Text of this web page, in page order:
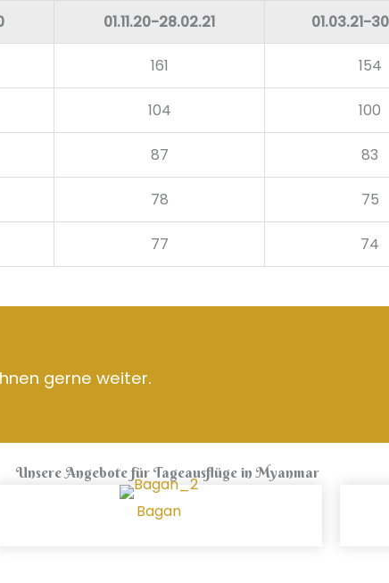
01.11.20-28.02.21 01.03.21-
161 154
104 100
87 83
78 75
77 74
gerne weiter.
Unsere Angebote für Tageausflüge in Myanmar
Bagan